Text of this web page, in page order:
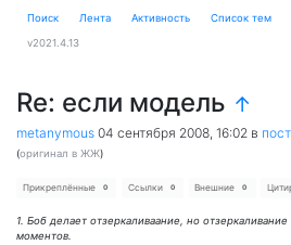
Поиск Лента Активность Cписок тем
v2021.4.13
Re: если модель ↑
metanymous 04 сентября 2008, 16:02 в
(оригинал в ЖЖ)
Прикреплённые 0 Ссылки 0 Внешние 0
1. Боб делает отзеркаливаание, но
моментов.